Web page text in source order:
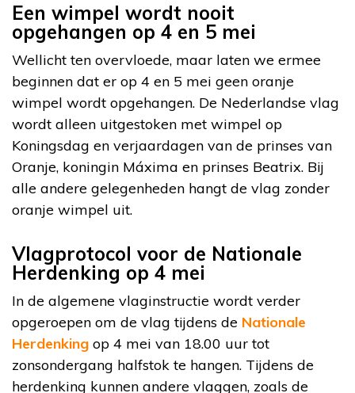
Een wimpel wordt nooit
opgehangen op 4 en 5 mei
Wellicht ten overvloede, maar laten we ermee
beginnen dat er op 4 en 5 mei geen oranje
wimpel wordt opgehangen. De Nederlandse vlag
wordt alleen uitgestoken met wimpel op
Koningsdag en verjaardagen van de prinses van
Oranje, koningin Máxima en prinses Beatrix. Bij
alle andere gelegenheden hangt de vlag zonder
oranje wimpel uit.
Vlagprotocol voor de Nationale
Herdenking op 4 mei
In de algemene vlaginstructie wordt verder
opgeroepen om de vlag tijdens de Nationale
Herdenking op 4 mei van 18.00 uur tot
zonsondergang halfstok te hangen. Tijdens de
herdenking kunnen andere vlaggen, zoals de